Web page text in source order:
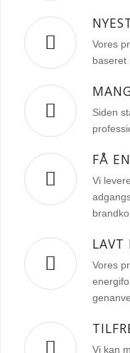
Vores
baseret
Siden
FÅ
Vi
LAVT
Vores
Vi kan